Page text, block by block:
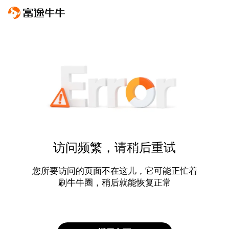
访问频繁，请稍后重试
您所要访问的页面不在这儿，它可能正忙着
刷牛牛圈，稍后就能恢复正常